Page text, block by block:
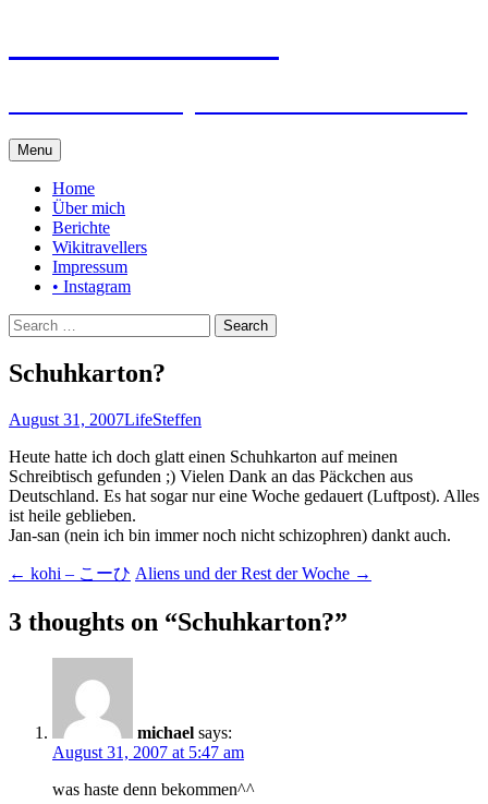
Menu Skip
to
content
Home
Über mich
Berichte
Wikitravellers
Impressum
• Instagram
Search
for:
Schuhkarton?
August 31, 2007LifeSteffen
Heute hatte ich doch glatt einen Schuhkarton auf meinen
Schreibtisch gefunden ;) Vielen Dank an das Päckchen aus
Deutschland. Es hat sogar nur eine Woche gedauert (Luftpost). Alles
ist heile geblieben.
Jan-san (nein ich bin immer noch nicht schizophren) dankt auch.
Post
navigation
← kohi – こーひ Aliens und der Rest der Woche →
3 thoughts on “Schuhkarton?”
michael says:
August 31, 2007 at 5:47 am
was haste denn bekommen^^